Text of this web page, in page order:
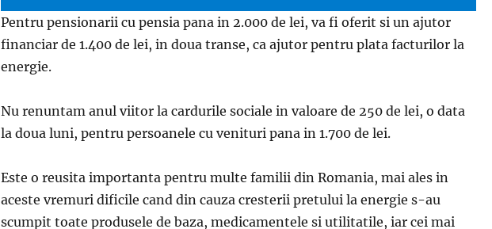
Pentru pensionarii cu pensia pana in 2.000 de lei, va fi oferit si un ajutor
financiar de 1.400 de lei, in doua transe, ca ajutor pentru plata facturilor la
energie.
Nu renuntam anul viitor la cardurile sociale in valoare de 250 de lei, o data
la doua luni, pentru persoanele cu venituri pana in 1.700 de lei.
Este o reusita importanta pentru multe familii din Romania, mai ales in
aceste vremuri dificile cand din cauza cresterii pretului la energie s-au
scumpit toate produsele de baza, medicamentele si utilitatile, iar cei mai